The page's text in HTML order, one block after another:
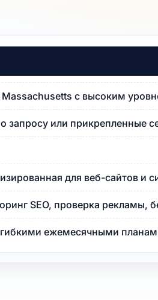
Massachusetts с высоким
запросу или прикрепленные
для веб-сайтов и
SEO, проверка рекламы,
ежемесячными